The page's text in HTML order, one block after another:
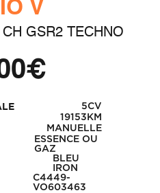
V
GSR2 TECHNO
5CV
19153KM
MANUELLE
ESSENCE OU
GAZ
BLEU
IRON
C4449-
VO603463